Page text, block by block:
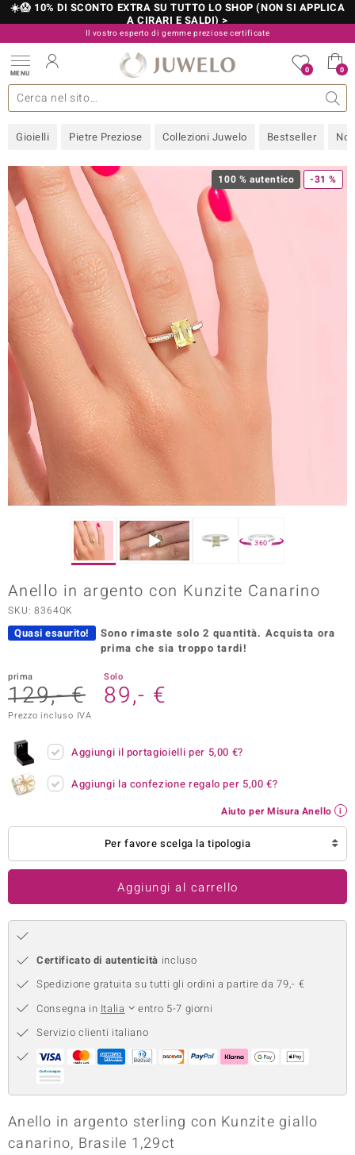
☀️😱 10% DI SCONTO EXTRA SU TUTTO LO SHOP (NON SI APPLICA
A CIRARI E SALDI) >
Il vostro esperto di gemme preziose certificate
800 986 787
MENU 0 0
Gioielli Pietre Preziose Collezioni Juwelo Bestseller
gioielli Design Metallo prezioso Misure anelli
più importanti Pietre preziose per colore Pietre preziose
Love
Designs
SELECTION
Collection
by de Melo
Classics
Informazioni generali Approfondimenti Consigli
Acquistare in diretta Juwelo
100 % autentico -31 %
360°
Anello in argento con Kunzite Canarino
SKU: 8364QK
Quasi esaurito! Sono rimaste solo 2 quantità. Acquista ora
prima che sia troppo tardi!
prima
129,- €
Solo
89,- €
Prezzo incluso IVA
Aggiungi il portagioielli per 5,00 €?
Aggiungi la confezione regalo per 5,00 €?
Aiuto per Misura Anello
Per favore scelga la tipologia
Aggiungi al carrello
Certificato di autenticità incluso
Spedizione gratuita su tutti gli ordini a partire da 79,- €
Consegna in Italia
entro 5-7 giorni
Servizio clienti italiano
Anello in argento sterling con Kunzite giallo
canarino, Brasile 1,29ct